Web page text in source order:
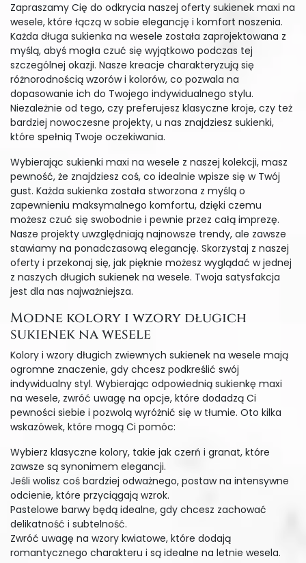
Zapraszamy Cię do odkrycia naszej oferty sukienek maxi na
wesele, które łączą w sobie elegancję i komfort noszenia.
Każda długa sukienka na wesele została zaprojektowana z
myślą, abyś mogła czuć się wyjątkowo podczas tej
szczególnej okazji. Nasze kreacje charakteryzują się
różnorodnością wzorów i kolorów, co pozwala na
dopasowanie ich do Twojego indywidualnego stylu.
Niezależnie od tego, czy preferujesz klasyczne kroje, czy też
bardziej nowoczesne projekty, u nas znajdziesz sukienki,
które spełnią Twoje oczekiwania.
Wybierając sukienki maxi na wesele z naszej kolekcji, masz
pewność, że znajdziesz coś, co idealnie wpisze się w Twój
gust. Każda sukienka została stworzona z myślą o
zapewnieniu maksymalnego komfortu, dzięki czemu
możesz czuć się swobodnie i pewnie przez całą imprezę.
Nasze projekty uwzględniają najnowsze trendy, ale zawsze
stawiamy na ponadczasową elegancję. Skorzystaj z naszej
oferty i przekonaj się, jak pięknie możesz wyglądać w jednej
z naszych długich sukienek na wesele. Twoja satysfakcja
jest dla nas najważniejsza.
Modne kolory i wzory długich
sukienek na wesele
Kolory i wzory długich zwiewnych sukienek na wesele mają
ogromne znaczenie, gdy chcesz podkreślić swój
indywidualny styl. Wybierając odpowiednią sukienkę maxi
na wesele, zwróć uwagę na opcje, które dodadzą Ci
pewności siebie i pozwolą wyróżnić się w tłumie. Oto kilka
wskazówek, które mogą Ci pomóc:
Wybierz klasyczne kolory, takie jak czerń i granat, które
zawsze są synonimem elegancji.
Jeśli wolisz coś bardziej odważnego, postaw na intensywne
odcienie, które przyciągają wzrok.
Pastelowe barwy będą idealne, gdy chcesz zachować
delikatność i subtelność.
Zwróć uwagę na wzory kwiatowe, które dodają
romantycznego charakteru i są idealne na letnie wesela.